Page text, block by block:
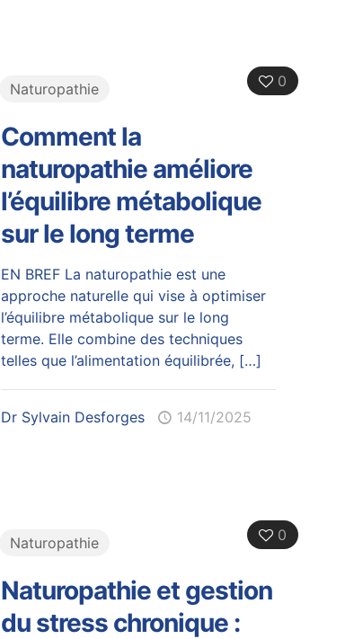
0
Naturopathie
Comment la
naturopathie améliore
l’équilibre métabolique
sur le long terme
EN BREF La naturopathie est une
approche naturelle qui vise à optimiser
l’équilibre métabolique sur le long
terme. Elle combine des techniques
telles que l’alimentation équilibrée, […]
Dr Sylvain Desforges 14/11/2025
0
Naturopathie
Naturopathie et gestion
du stress chronique :